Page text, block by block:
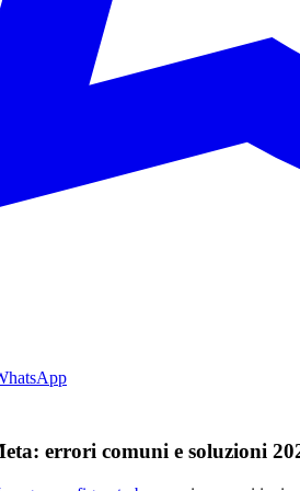
errori comuni e soluzioni